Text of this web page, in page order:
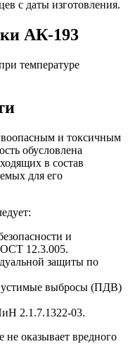
с даты изготовления.
АК-193
температуре
и токсичным
обусловлена
в состав
для его
и
12.3.005.
защиты по
выбросы (ПДВ)
2.1.7.1322-03.
оказывает вредного